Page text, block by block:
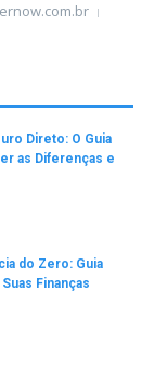
Direto: O Guia
as Diferenças e
do Zero: Guia
Finanças